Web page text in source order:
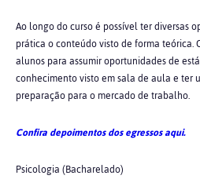
Ao longo do curso é possível ter diversas
prática o conteúdo visto de forma teórica.
alunos para assumir oportunidades de
conhecimento visto em sala de aula e ter
preparação para o mercado de trabalho.
Confira depoimentos dos egressos aqui.
Psicologia (Bacharelado)